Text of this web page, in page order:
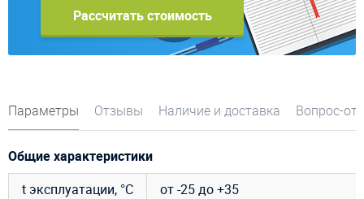
Рассчитать стоимость
Параметры Отзывы Наличие и доставка Вопрос-
Общие характеристики
t эксплуатации, °C
от -25 до +35